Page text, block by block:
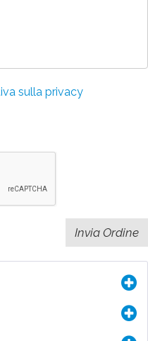
sulla privacy